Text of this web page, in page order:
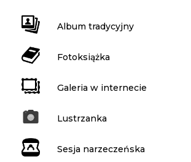
Album tradycyjny
Fotoksiążka
Galeria w internecie
Lustrzanka
Sesja narzeczeńska